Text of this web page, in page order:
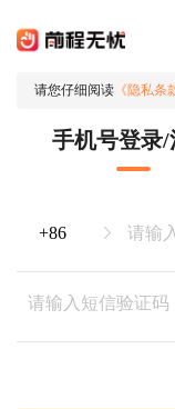
请您仔细阅读 《隐私条
手机号登录/